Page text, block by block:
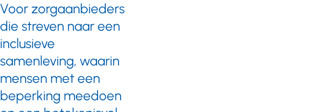
Voor zorgaanbieders
die streven naar een
inclusieve
samenleving, waarin
mensen met een
beperking meedoen